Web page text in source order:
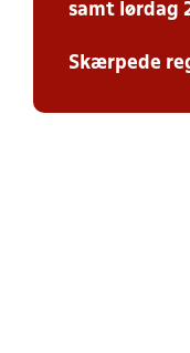
samt lørdag
Skærpede